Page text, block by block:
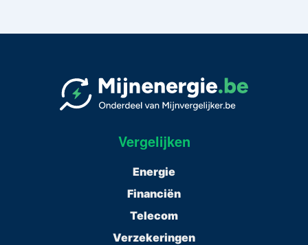
Vergelijken
Energie
Financiën
Telecom
Verzekeringen